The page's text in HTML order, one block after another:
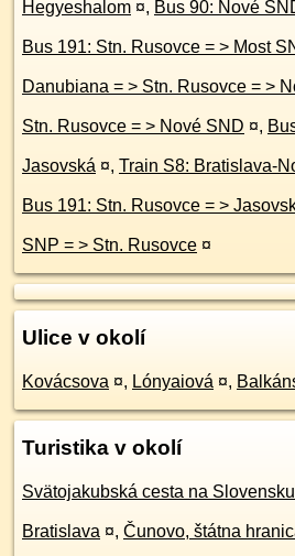
Hegyeshalom ¤,
Bus 191: Stn. Rusovce = >
Stn. Rusovce = > Nové SND ¤,
Jasovská ¤,
Bus 191: Stn. Rusovce = >
SNP = > Stn. Rusovce ¤
Ulice v okolí
Kovácsova ¤, Lónyaiová ¤,
Turistika v okolí
Svätojakubská cesta na
Bratislava ¤, Čunovo, štátna